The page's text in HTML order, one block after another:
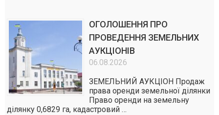
ОГОЛОШЕННЯ ПРО
ПРОВЕДЕННЯ ЗЕМЕЛЬНИХ
АУКЦІОНІВ
06.08.2026
ЗЕМЕЛЬНИЙ АУКЦІОН Продаж
права оренди земельної ділянки
Право оренди на земельну
ділянку 0,6829 га, кадастровий …